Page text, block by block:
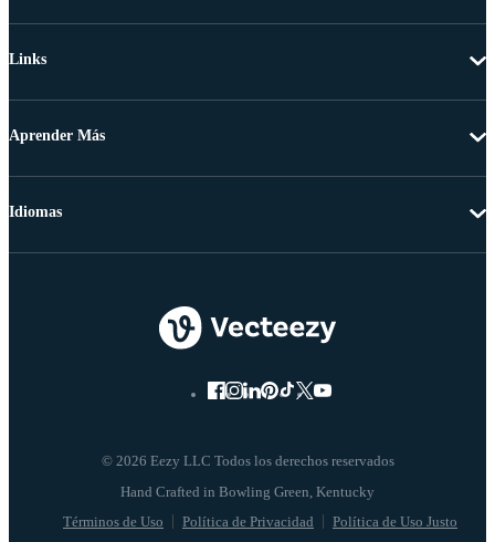
Links
Aprender Más
© 2026 Eezy LLC Todos los derechos reservados
Términos de Uso Política de Privacidad Política de Uso Justo
Idiomas